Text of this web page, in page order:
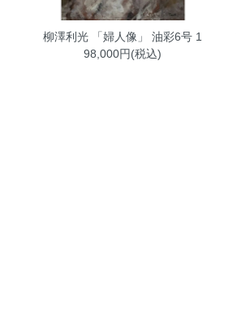
柳澤利光 「婦人像」 油彩6号 1
98,000円(税込)